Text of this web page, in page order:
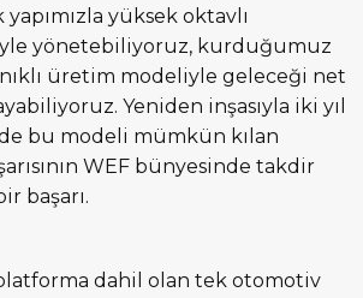
yüksek oktavlı
yönetebiliyoruz, kurduğumuz
üretim modeliyle geleceği net
Yeniden inşasıyla iki yıl
bu modeli mümkün kılan
WEF bünyesinde takdir
başarı.
dahil olan tek otomotiv